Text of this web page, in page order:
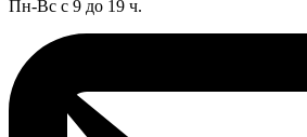
Пн-Вс с 9 до 19 ч.